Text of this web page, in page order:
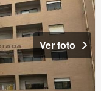
Ver foto